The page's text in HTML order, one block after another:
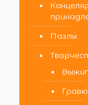
Пазлы